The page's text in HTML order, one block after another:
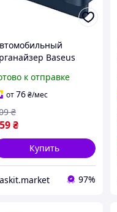
Baseus
Galaxy Blue
к отправке
от76₴/мес
₴
₴
Купить
97%